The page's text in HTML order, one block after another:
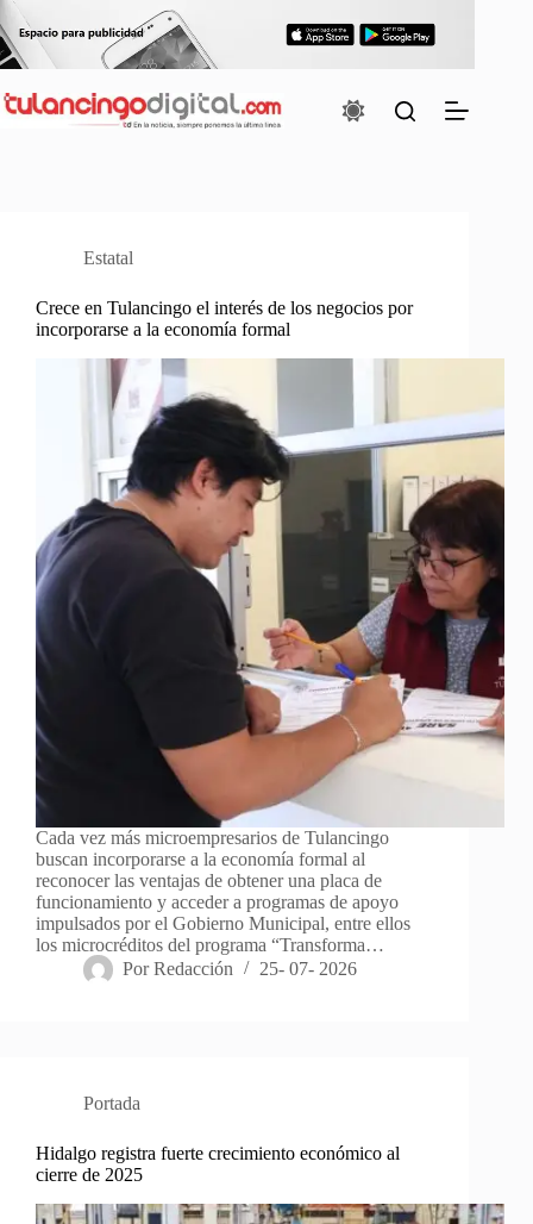
Saltar
al
contenido
Estatal
Crece en Tulancingo el interés de los negocios por
incorporarse a la economía formal
Cada vez más microempresarios de Tulancingo
buscan incorporarse a la economía formal al
reconocer las ventajas de obtener una placa de
funcionamiento y acceder a programas de apoyo
impulsados por el Gobierno Municipal, entre ellos
los microcréditos del programa “Transforma…
Por Redacción 25- 07- 2026
Portada
Hidalgo registra fuerte crecimiento económico al
cierre de 2025